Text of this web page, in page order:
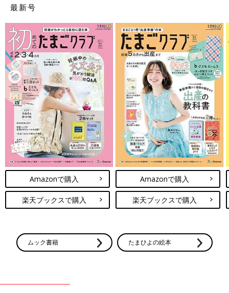
最新号
Amazonで購入
楽天ブックスで購入
Amazonで購入
楽天ブックスで購入
ムック書籍 たまひよの絵本